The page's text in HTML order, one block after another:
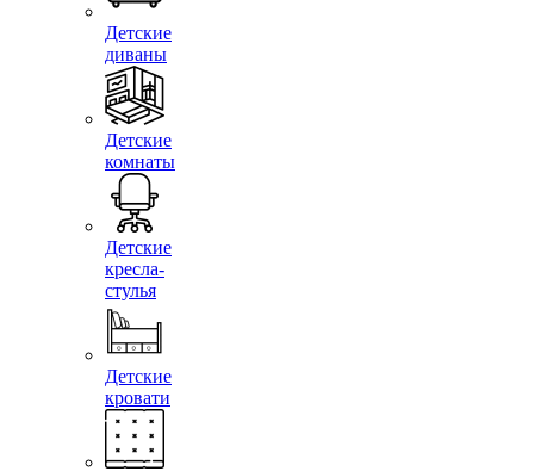
Детские
диваны
Детские
комнаты
Детские
кресла-
стулья
Детские
кровати